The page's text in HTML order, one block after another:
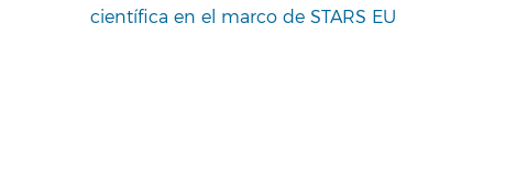
científica en el marco de STARS EU